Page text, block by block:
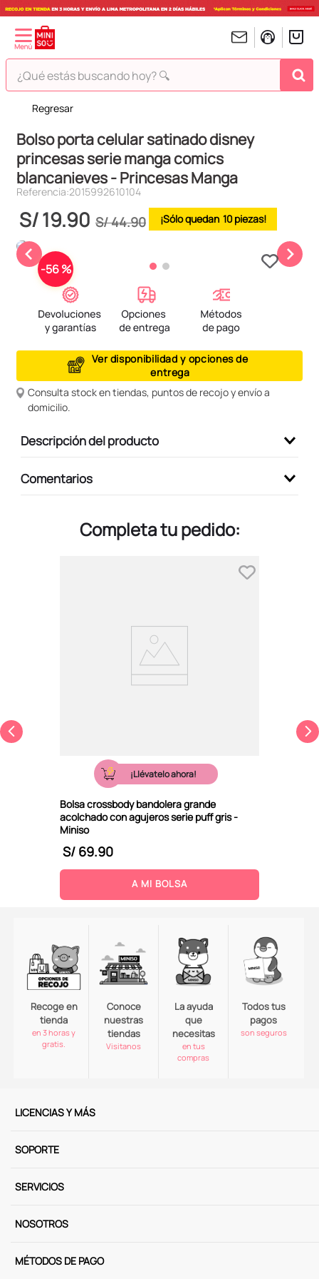
¿Qué estás buscando hoy? 🔍
Regresar
Bolso porta celular satinado disney
princesas serie manga comics
blancanieves - Princesas Manga
Referencia:2015992610104
S/44.90
S/19.90 10
-56 %
Ver disponibilidad y opciones de
entrega
Consulta stock en tiendas, puntos de recojo y envío a
domicilio.
Descripción del producto
Comentarios
Completa tu pedido:
¡Llévatelo ahora!
Bolsa crossbody bandolera grande
acolchado con agujeros serie puff gris -
Miniso
S/ 69.90
A MI BOLSA
Recoge en
tienda
en 3 horas y
gratis.
Conoce
nuestras
tiendas
Visitanos
La ayuda
que
necesitas
en tus
compras
Todos tus
pagos
son seguros
LICENCIAS Y MÁS
SOPORTE
SERVICIOS
NOSOTROS
MÉTODOS DE PAGO
TÉRMINOS MÁS BUSCADOS
1.
peluches
2.
hello kitty
3.
bt21s
4.
chiikawas
6 .
tomatodo
harry potter
stitch
peluche
kuromi